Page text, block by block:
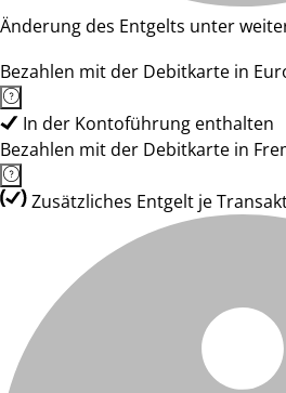
Änderung des Entgelts unter
Bezahlen mit der Debitkarte in
In der Kontoführung enthalten
Bezahlen mit der Debitkarte in
Zusätzliches Entgelt je